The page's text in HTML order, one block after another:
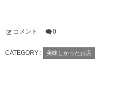
コメント 0
CATEGORY : 美味しかったお店